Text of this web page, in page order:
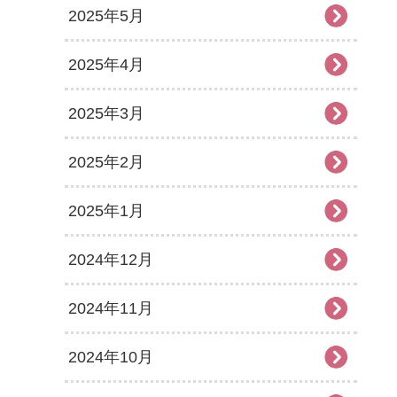
2025年5月
2025年4月
2025年3月
2025年2月
2025年1月
2024年12月
2024年11月
2024年10月